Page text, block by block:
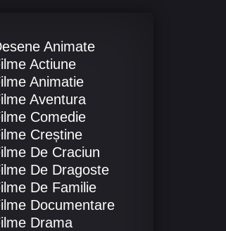
Animate
Actiune
Animatie
Aventura
Comedie
Creștine
De Craciun
De Dragoste
De Familie
Documentare
Drama